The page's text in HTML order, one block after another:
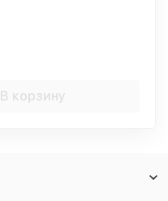
В корзину